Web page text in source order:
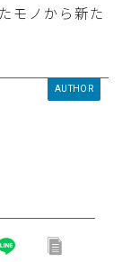
モノから新た
AUTHOR